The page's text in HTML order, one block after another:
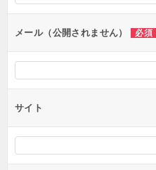
ンメール（公開されません） 必須
サイト